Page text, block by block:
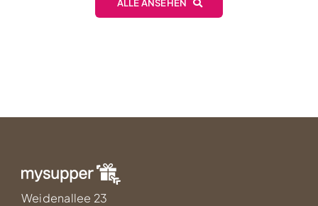
ALLE ANSEHEN
Weidenallee 23